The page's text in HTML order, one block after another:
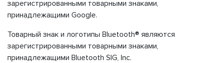
зарегистрированными товарными знаками,
принадлежащими Google.
Товарный знак и логотипы Bluetooth® являются
зарегистрированными товарными знаками,
принадлежащими Bluetooth SIG, Inc.